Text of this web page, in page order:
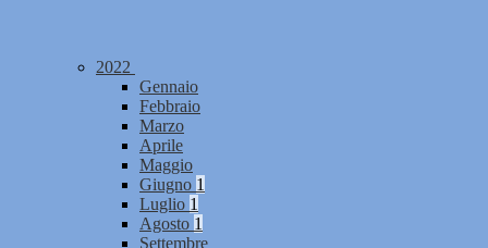
2022
Gennaio
Febbraio
Marzo
Aprile
Maggio
Giugno 1
Luglio 1
Agosto 1
Settembre